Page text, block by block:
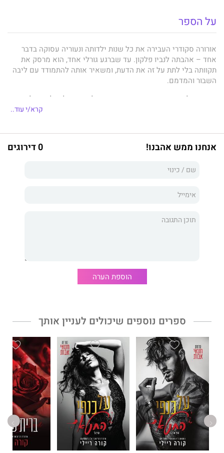
על הספר
אורורה סקודרי העבירה את כל שנות ילדותה ונעוריה עסוקה בדבר
אחד – אהבתה לנביו פלקון. עד שברגע גורלי אחד, הוא מרסק את
תקוותה בלי לתת על זה את הדעת, ומשאיר אותה להתמודד עם ליבה
השבור והמדמם.
בריחה מלאס וגאס היא הדרך היחידה של אורורה להחלים – לשכוח
את נביו ואת הלילה ההוא. אבל גבר כמו נביו לא מוותר בקלות.
שהוא לא אמור לרצות – אורורה.
תהיה שלו.
טירוף והרסהוא רומן עם עלילה בועטת וחסרת מעצורים. נביו פלקון
הוא אנטי־גיבור חסר תקנה, אשר קושר את גורלו בגורלה של אורורה
הפכה למלכת המאפיה הרומנטית בעולם ובישראל. סדרות
נולדו לדם,קאמורה קרטל,חטאי אבות
קרא/י עוד..
אנחנו ממש אהבנו! 0 דירוגים
הוספת הערה
ספרים נוספים שיכולים לעניין אותך